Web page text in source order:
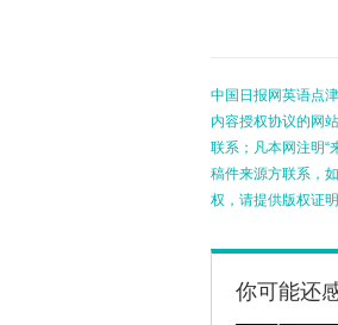
中国日报网英语点
内容授权协议的网
联系；凡本网注明“
稿件来源方联系，
权，请提供版权证
你可能还